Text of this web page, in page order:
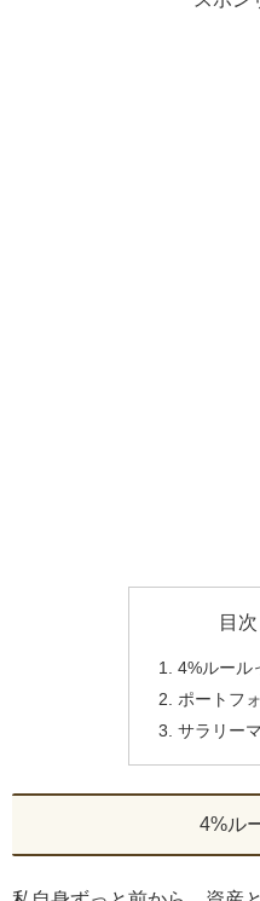
目次
4%ルール
ポートフ
サラリー
4%ル